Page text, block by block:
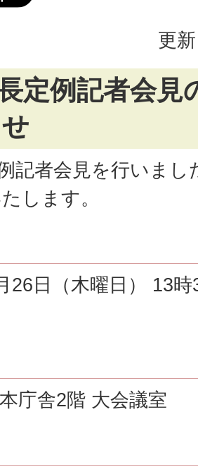
更
定例記者会見
記者会見を行いまし
します。
26日（木曜日） 13
庁舎2階 大会議室